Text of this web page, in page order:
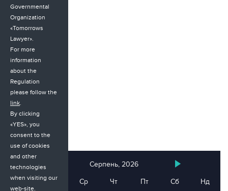
Серпень, 2026
Пн
Вт Ср Чт Пт Сб Нд
Governmental
Organization
«Tomorrows
Lawyer».
For more
information
about the
Regulation
please follow the
link.
By clicking
«YES», you
consent to the
use of cookies
and other
technologies
when visiting our
web-site.